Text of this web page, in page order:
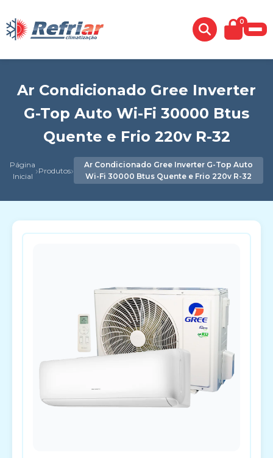
0
Ar Condicionado Gree Inverter
G-Top Auto Wi-Fi 30000 Btus
Quente e Frio 220v R-32
Página
Inicial ›Produtos›
Ar Condicionado Gree Inverter G-Top Auto
Wi-Fi 30000 Btus Quente e Frio 220v R-32